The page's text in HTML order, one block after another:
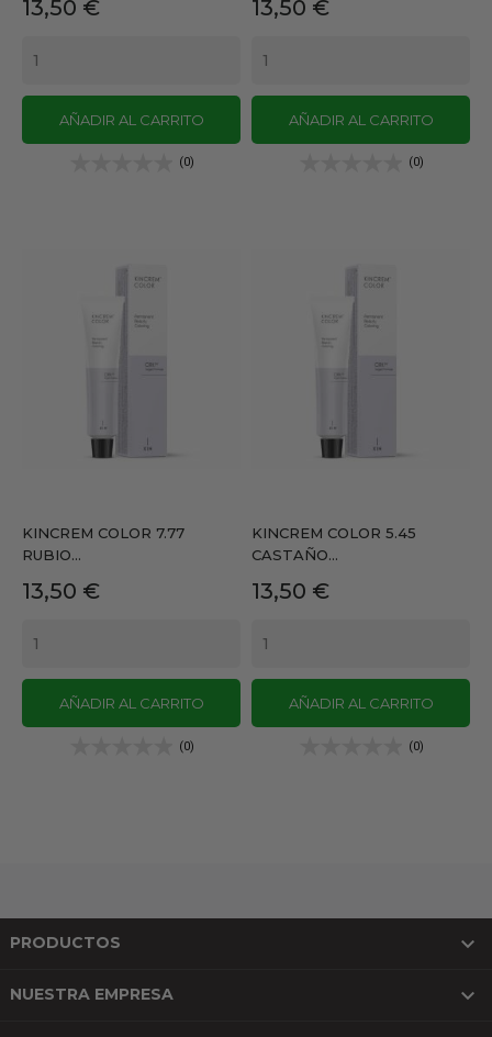
Precio
13,50 €
AÑADIR AL CARRITO
(0)
Precio
13,50 €
AÑADIR AL CARRITO
(0)
KINCREM COLOR 7.77
RUBIO...
Precio
13,50 €
AÑADIR AL CARRITO
(0)
KINCREM COLOR 5.45
CASTAÑO...
Precio
13,50 €
AÑADIR AL CARRITO
(0)
PRODUCTOS 
NUESTRA EMPRESA 